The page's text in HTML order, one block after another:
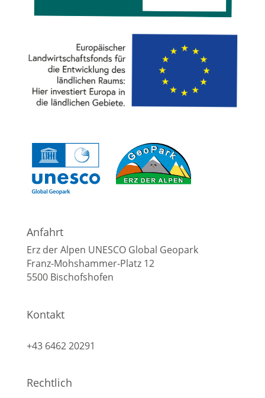
Anfahrt
Erz der Alpen UNESCO Global Geopark
Franz-Mohshammer-Platz 12
5500 Bischofshofen
Kontakt
+43 6462 20291
Rechtlich